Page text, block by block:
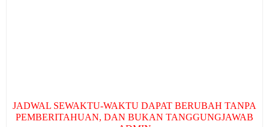
JADWAL SEWAKTU-WAKTU DAPAT BERUBAH TANPA
PEMBERITAHUAN, DAN BUKAN TANGGUNGJAWAB